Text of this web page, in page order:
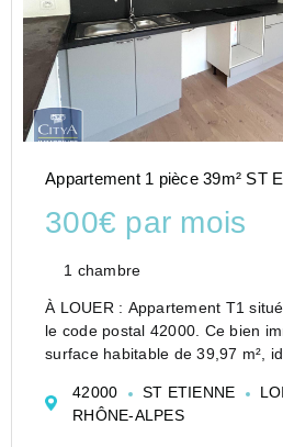
Appartement 1 pièce 39m² ST
300€ par mois
1 chambre
À LOUER : Appartement T1
le code postal 42000. Ce bien
surface habitable de 39,97 m²,
fonctionnel et agréable.
L'appartement se trouve au de...
42000 ST ETIENNE
RHÔNE-ALPES